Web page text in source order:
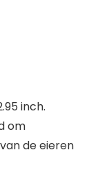
inch.
om
de eieren